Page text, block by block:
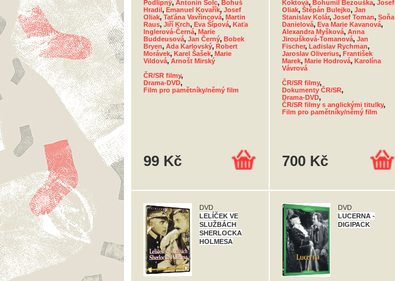
Podlipný, Antonín Šolc, Bohuš
Hradil, Emanuel Kovařík, Josef
Oliak, Taťána Vavřincová, Martin
Raus, Jiří Krch, Eva Šípová, Kaťa
Inglerová-Černá, Marie
Buddeusová, Jan Černý, Bobek
Bryen, Ada Karlovský, Robert
Morávek, Karel Šašek, Marie
Vildová, Arnošt Mirský
ČR/SR filmy,
Drama-DVD,
Film pro pamětníky/němý film
99 Kč
Koktová, Bohumil Bezouška, Josef
Oliak, Štěpán Bulejko, Jan
Stanislav Kolár, Josef Toman, Soňa
Danielová, Eva Marie Kavanová,
Alexandra Myšková, Anna
Jiroušková-Tomanová, Jan
Fischer, Ladislav Rychman,
Jaroslav Oliverius, František
Marek, Marie Hodrová, Karolína
Vávrová
ČR/SR filmy,
Dokumenty ČR/SR,
Drama-DVD,
ČR/SR filmy s anglickými titulky,
Film pro pamětníky/němý film
700 Kč
DVD
LELÍČEK VE
SLUŽBÁCH
SHERLOCKA
HOLMESA
DVD
LUCERNA -
DIGIPACK